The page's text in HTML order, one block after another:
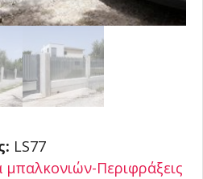
LS77
μπαλκονιών-Περιφράξεις